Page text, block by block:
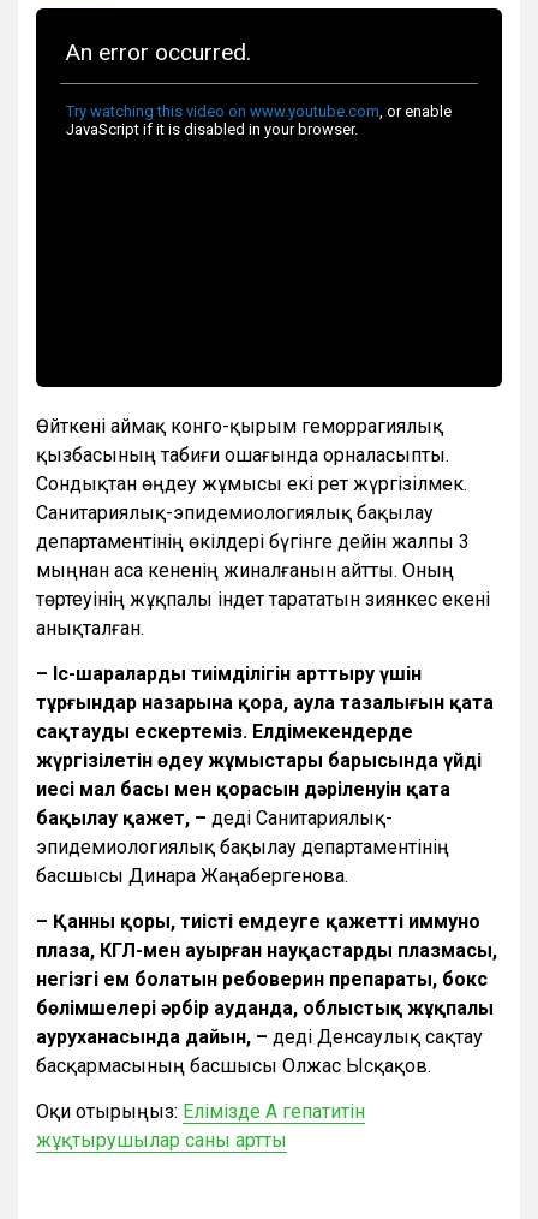
Өйткені аймақ конго-қырым геморрагиялық
қызбасының табиғи ошағында орналасыпты.
Сондықтан өңдеу жұмысы екі рет жүргізілмек.
Санитариялық-эпидемиологиялық бақылау
департаментінің өкілдері бүгінге дейін жалпы 3
мыңнан аса кененің жиналғанын айтты. Оның
төртеуінің жұқпалы індет тарататын зиянкес екені
анықталған.
– Іс-шаралардың тиімділігін арттыру үшін
тұрғындар назарына қора, аула тазалығын қатаң
сақтауды ескертеміз. Елдімекендерде
жүргізілетін өңдеу жұмыстары барысында үйдің
иесі мал басы мен қорасын дәріленуін қатаң
бақылау қажет, – деді Санитариялық-
эпидемиологиялық бақылау департаментінің
басшысы Динара Жаңабергенова.
– Қанның қоры, тиісті емдеуге қажетті иммуно
плаза, КГЛ-мен ауырған науқастардың плазмасы,
негізгі ем болатын ребоверин препараты, бокс
бөлімшелері әрбір ауданда, облыстық жұқпалы
ауруханасында дайын, – деді Денсаулық сақтау
басқармасының басшысы Олжас Ысқақов.
Оқи отырыңыз: Елімізде А гепатитін
жұқтырушылар саны артты